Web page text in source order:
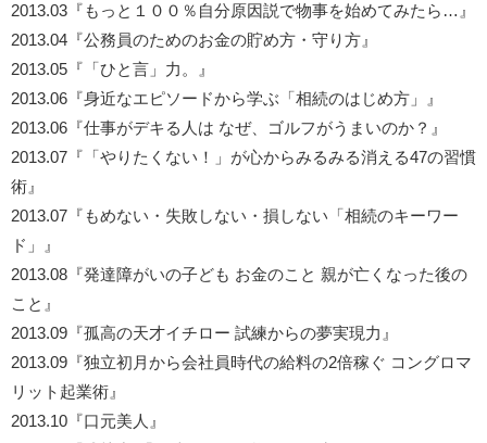
2013.03『もっと１００％自分原因説で物事を始めてみたら…』
2013.04『公務員のためのお金の貯め方・守り方』
2013.05『「ひと言」力。』
2013.06『身近なエピソードから学ぶ「相続のはじめ方」』
2013.06『仕事がデキる人は なぜ、ゴルフがうまいのか？』
2013.07『「やりたくない！」が心からみるみる消える47の習慣
術』
2013.07『もめない・失敗しない・損しない「相続のキーワー
ド」』
2013.08『発達障がいの子ども お金のこと 親が亡くなった後の
こと』
2013.09『孤高の天才イチロー 試練からの夢実現力』
2013.09『独立初月から会社員時代の給料の2倍稼ぐ コングロマ
リット起業術』
2013.10『口元美人』